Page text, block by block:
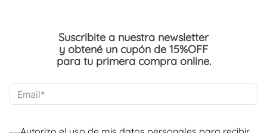
Suscribite a nuestra newsletter
y obtené un cupón de 15%OFF
para tu primera compra online.